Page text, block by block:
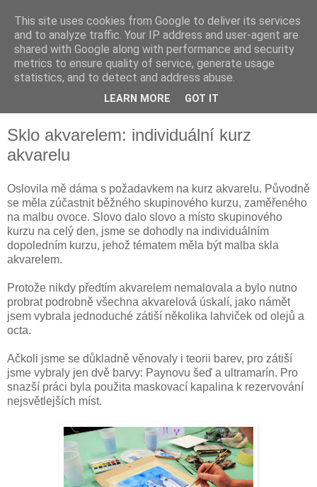
Sklo akvarelem: individuální kurz
akvarelu
Oslovila mě dáma s požadavkem na kurz akvarelu. Původně
se měla zúčastnit běžného skupinového kurzu, zaměřeného
na malbu ovoce. Slovo dalo slovo a místo skupinového
kurzu na celý den, jsme se dohodly na individuálním
dopoledním kurzu, jehož tématem měla být malba skla
akvarelem.
Protože nikdy předtím akvarelem nemalovala a bylo nutno
probrat podrobně všechna akvarelová úskalí, jako námět
jsem vybrala jednoduché zátiší několika lahviček od olejů a
octa.
Ačkoli jsme se důkladně věnovaly i teorii barev, pro zátiší
jsme vybraly jen dvě barvy: Paynovu šeď a ultramarín. Pro
snazší práci byla použita maskovací kapalina k rezervování
nejsvětlejších míst.
This site uses cookies from Google to deliver its services
and to analyze traffic. Your IP address and user-agent are
shared with Google along with performance and security
metrics to ensure quality of service, generate usage
statistics, and to detect and address abuse.
LEARN MORE GOT IT